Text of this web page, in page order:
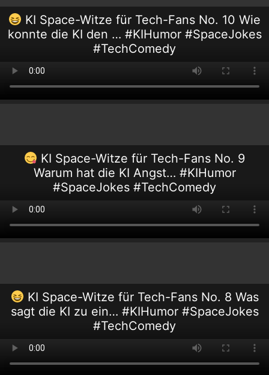
KI Space-Witze für Tech-Fans No. 10 Wie
konnte die KI den … #KIHumor #SpaceJokes
#TechComedy
KI Space-Witze für Tech-Fans No. 9
Warum hat die KI Angst… #KIHumor
#SpaceJokes #TechComedy
KI Space-Witze für Tech-Fans No. 8 Was
sagt die KI zu ein… #KIHumor #SpaceJokes
#TechComedy